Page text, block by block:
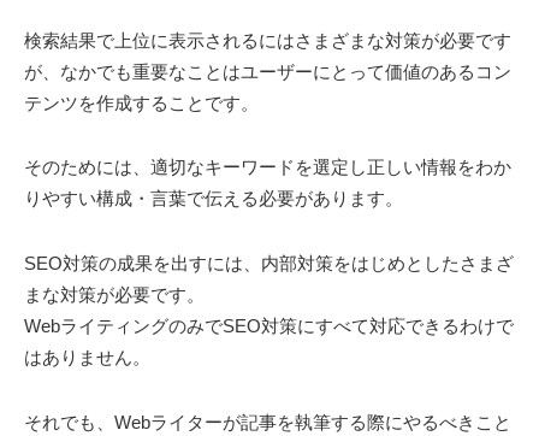
検索結果で上位に表示されるにはさまざまな対策が必要です
が、なかでも重要なことはユーザーにとって価値のあるコン
テンツを作成することです。
そのためには、適切なキーワードを選定し正しい情報をわか
りやすい構成・言葉で伝える必要があります。
SEO対策の成果を出すには、内部対策をはじめとしたさまざ
まな対策が必要です。
WebライティングのみでSEO対策にすべて対応できるわけで
はありません。
それでも、Webライターが記事を執筆する際にやるべきこと